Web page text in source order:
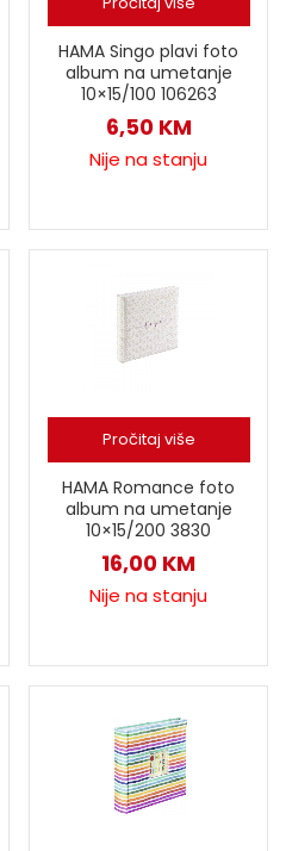
HAMA Singo plavi foto
album na umetanje
10×15/100 106263
6,50 KM
Nije na stanju
Pročitaj više
HAMA Romance foto
album na umetanje
10×15/200 3830
16,00 KM
Nije na stanju